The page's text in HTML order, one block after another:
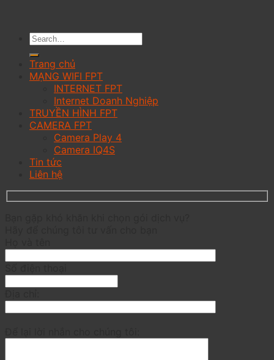
Trang chủ
MẠNG WIFI FPT
INTERNET FPT
Internet Doanh Nghiệp
TRUYỀN HÌNH FPT
CAMERA FPT
Camera Play 4
Camera IQ4S
Tin tức
Liên hệ